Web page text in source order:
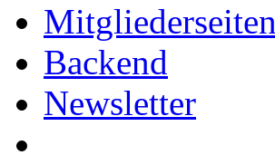
Mitgliederseiten
Backend
Newsletter